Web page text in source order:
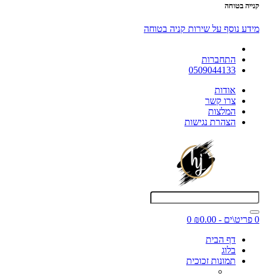
קנייה בטוחה
מידע נוסף על שירות קניה בטוחה
התחברות
0509044133
אודות
צרו קשר
המלצות
הצהרת נגישות
0 פריט\ים - ₪0.00
0
דף הבית
בלוג
תמונות זכוכית